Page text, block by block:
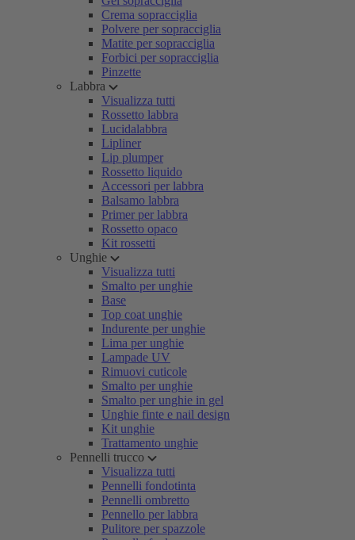
Crema sopracciglia
Polvere per sopracciglia
Matite per sopracciglia
Forbici per sopracciglia
Pinzette
Labbra
Visualizza tutti
Rossetto labbra
Lucidalabbra
Lipliner
Lip plumper
Rossetto liquido
Accessori per labbra
Balsamo labbra
Primer per labbra
Rossetto opaco
Kit rossetti
Unghie
Visualizza tutti
Smalto per unghie
Base
Top coat unghie
Indurente per unghie
Lima per unghie
Lampade UV
Rimuovi cuticole
Smalto per unghie
Smalto per unghie in gel
Unghie finte e nail design
Kit unghie
Trattamento unghie
Pennelli trucco
Visualizza tutti
Pennelli fondotinta
Pennelli ombretto
Pennello per labbra
Pulitore per spazzole